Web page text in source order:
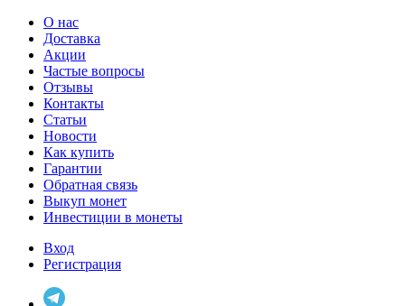
О нас
Доставка
Акции
Частые вопросы
Отзывы
Контакты
Статьи
Новости
Как купить
Гарантии
Обратная связь
Выкуп монет
Инвестиции в монеты
Вход
Регистрация